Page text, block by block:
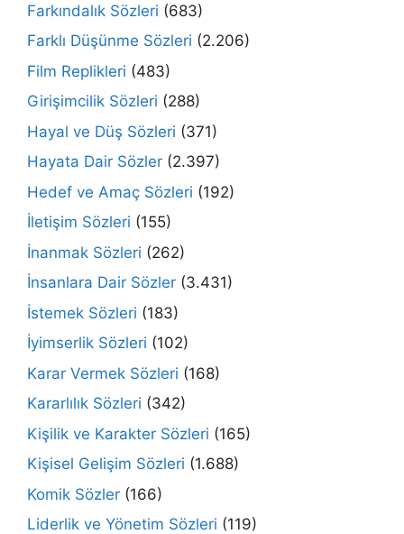
Farkındalık Sözleri (683)
Farklı Düşünme Sözleri (2.206)
Film Replikleri (483)
Girişimcilik Sözleri (288)
Hayal ve Düş Sözleri (371)
Hayata Dair Sözler (2.397)
Hedef ve Amaç Sözleri (192)
İletişim Sözleri (155)
İnanmak Sözleri (262)
İnsanlara Dair Sözler (3.431)
İstemek Sözleri (183)
İyimserlik Sözleri (102)
Karar Vermek Sözleri (168)
Kararlılık Sözleri (342)
Kişilik ve Karakter Sözleri (165)
Kişisel Gelişim Sözleri (1.688)
Komik Sözler (166)
Liderlik ve Yönetim Sözleri (119)